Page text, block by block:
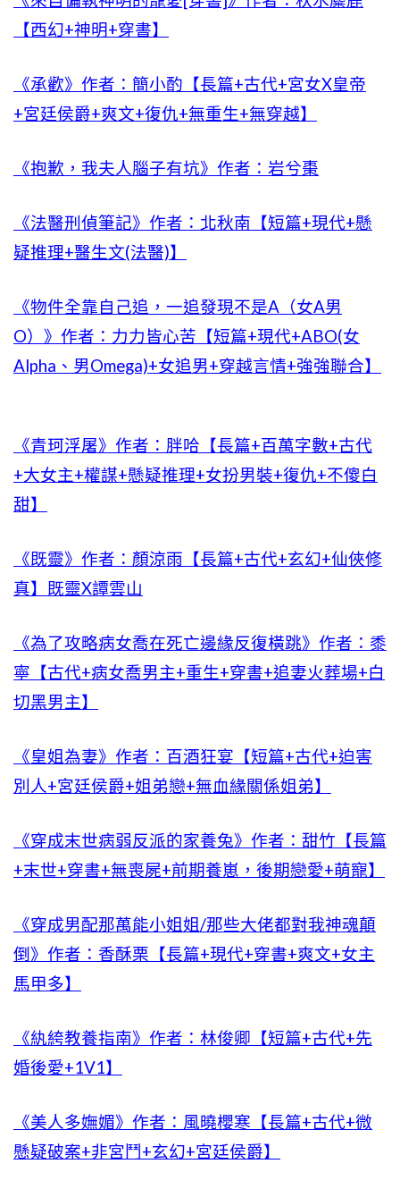
【西幻+神明+穿書】
《承歡》作者：簡小酌【長篇+古代+宮女X皇帝
+宮廷侯爵+爽文+復仇+無重生+無穿越】
《抱歉，我夫人腦子有坑》作者：岩兮棗
《法醫刑偵筆記》作者：北秋南【短篇+現代+懸
疑推理+醫生文(法醫)】
《物件全靠自己追，一追發現不是A（女A男
O）》作者：力力皆心苦【短篇+現代+ABO(女
Alpha、男Omega)+女追男+穿越言情+強強聯合】
《青珂浮屠》作者：胖哈【長篇+百萬字數+古代
+大女主+權謀+懸疑推理+女扮男裝+復仇+不傻白
甜】
《既靈》作者：顏涼雨【長篇+古代+玄幻+仙俠修
真】既靈X譚雲山
《為了攻略病女喬在死亡邊緣反復橫跳》作者：黍
寧【古代+病女喬男主+重生+穿書+追妻火葬場+白
切黑男主】
《皇姐為妻》作者：百酒狂宴【短篇+古代+迫害
別人+宮廷侯爵+姐弟戀+無血緣關係姐弟】
《穿成末世病弱反派的家養兔》作者：甜竹【長篇
+末世+穿書+無喪屍+前期養崽，後期戀愛+萌寵】
《穿成男配那萬能小姐姐/那些大佬都對我神魂顛
倒》作者：香酥栗【長篇+現代+穿書+爽文+女主
馬甲多】
《紈絝教養指南》作者：林俊卿【短篇+古代+先
婚後愛+1V1】
《美人多嫵媚》作者：風曉櫻寒【長篇+古代+微
懸疑破案+非宮鬥+玄幻+宮廷侯爵】